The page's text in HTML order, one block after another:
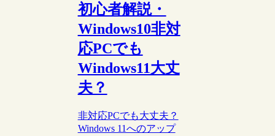
初心者解説・
Windows10非対
応PCでも
Windows11大丈
夫？
非対応PCでも大丈夫？
Windows 11へのアップ